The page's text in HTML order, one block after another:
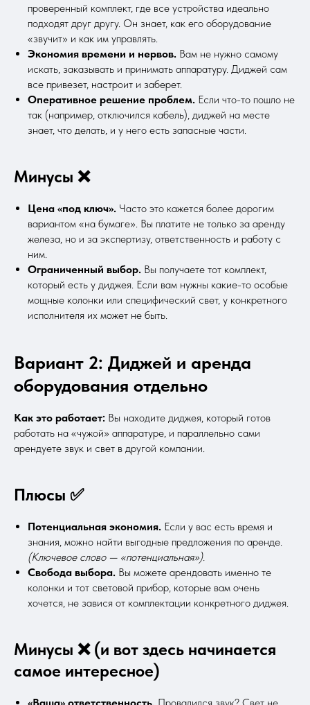
проверенный комплект, где все устройства идеально
подходят друг другу. Он знает, как его оборудование
«звучит» и как им управлять.
Экономия времени и нервов. Вам не нужно самому
искать, заказывать и принимать аппаратуру. Диджей сам
все привезет, настроит и заберет.
Оперативное решение проблем. Если что-то пошло не
так (например, отключился кабель), диджей на месте
знает, что делать, и у него есть запасные части.
Минусы ❌
Цена «под ключ». Часто это кажется более дорогим
вариантом «на бумаге». Вы платите не только за аренду
железа, но и за экспертизу, ответственность и работу с
ним.
Ограниченный выбор. Вы получаете тот комплект,
который есть у диджея. Если вам нужны какие-то особые
мощные колонки или специфический свет, у конкретного
исполнителя их может не быть.
Вариант 2: Диджей и аренда
оборудования отдельно
Как это работает: Вы находите диджея, который готов
работать на «чужой» аппаратуре, и параллельно сами
арендуете звук и свет в другой компании.
Плюсы ✅
Потенциальная экономия. Если у вас есть время и
знания, можно найти выгодные предложения по аренде.
(Ключевое слово — «потенциальная»).
Свобода выбора. Вы можете арендовать именно те
колонки и тот световой прибор, которые вам очень
хочется, не завися от комплектации конкретного диджея.
Минусы ❌ (и вот здесь начинается
самое интересное)